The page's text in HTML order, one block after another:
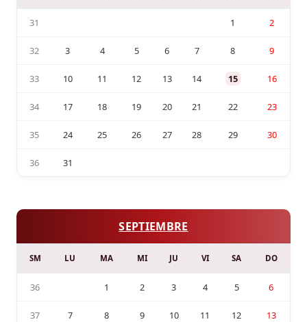
31 1 2
32 3 4 5 6 7 8 9
33 10 11 12 13 14 15 16
34 17 18 19 20 21 22 23
35 24 25 26 27 28 29 30
36 31
SEPTIEMBRE
SM LU MA MI JU VI SA DO
36 1 2 3 4 5 6
37 7 8 9 10 11 12 13